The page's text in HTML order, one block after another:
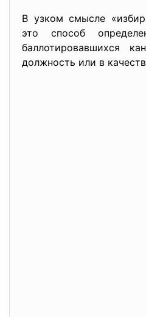
В узком смысле
это способ
баллотировавшихся
должность или в